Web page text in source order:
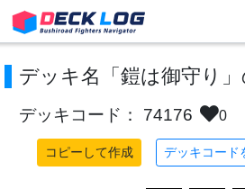
デッキ名「鎧は御守り
デッキコード： 74176 0
コピーして作成 デッキコード